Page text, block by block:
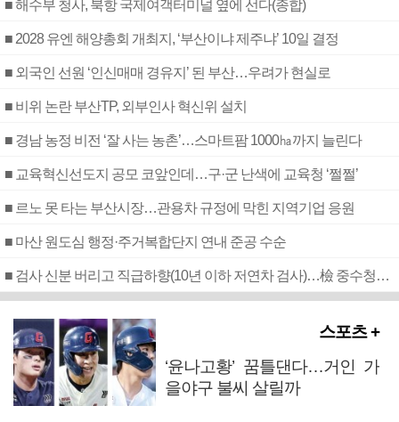
■ 해수부 청사, 북항 국제여객터미널 옆에 선다(종합)
■ 2028 유엔 해양총회 개최지, ‘부산이냐 제주냐’ 10일 결정
■ 외국인 선원 ‘인신매매 경유지’ 된 부산…우려가 현실로
■ 비위 논란 부산TP, 외부인사 혁신위 설치
■ 경남 농정 비전 ‘잘 사는 농촌’…스마트팜 1000㏊까지 늘린다
■ 교육혁신선도지 공모 코앞인데…구·군 난색에 교육청 ‘쩔쩔’
■ 르노 못 타는 부산시장…관용차 규정에 막힌 지역기업 응원
■ 마산 원도심 행정·주거복합단지 연내 준공 수순
■ 검사 신분 버리고 직급하향(10년 이하 저연차 검사)…檢 중수청행 기피
스포츠 +
‘윤나고황’ 꿈틀댄다…거인 가
을야구 불씨 살릴까